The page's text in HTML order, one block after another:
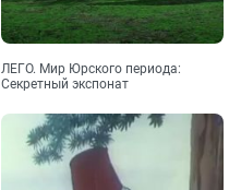
ЛЕГО. Мир Юрского периода:
Секретный экспонат